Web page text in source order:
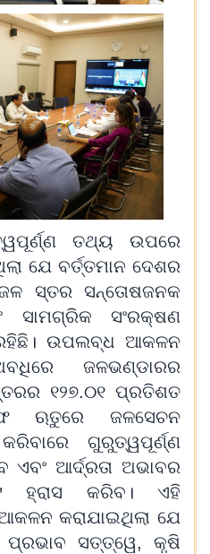
ତଥ୍ୟ ଉପରେ
ଯେ ବର୍ତ୍ତମାନ ଦେଶର
ସ୍ତର ସନ୍ତୋଷଜନକ
ସାମଗ୍ରିକ ସଂରକ୍ଷଣ
ଉପଲବ୍ଧ ଆକଳନ
ଜଳଭଣ୍ଡାରର
୧୨୭.୦୧ ପ୍ରତିଶତ
ଋତୁରେ ଜଳସେଚନ
ଗୁରୁତ୍ୱପୂର୍ଣ୍ଣ
ଏବଂ ଆର୍ଦ୍ରତା ଅଭାବର
ହ୍ରାସ କରିବ। ଏହି
କରାଯାଇଥିଲା ଯେ
ସତ୍ତ୍ୱେ, କୃଷି